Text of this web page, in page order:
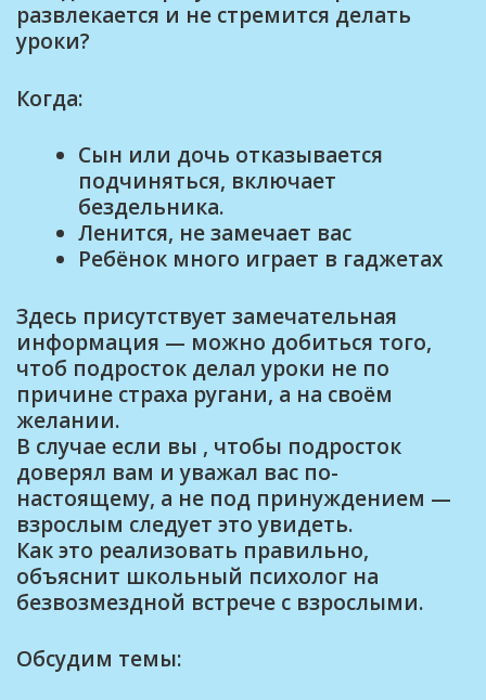
развлекается и не стремится делать
уроки?
Когда:
Сын или дочь отказывается
подчиняться, включает
бездельника.
Ленится, не замечает вас
Ребёнок много играет в гаджетах
Здесь присутствует замечательная
информация — можно добиться того,
чтоб подросток делал уроки не по
причине страха ругани, а на своём
желании.
В случае если вы , чтобы подросток
доверял вам и уважал вас по-
настоящему, а не под принуждением —
взрослым следует это увидеть.
Как это реализовать правильно,
объяснит школьный психолог на
безвозмездной встрече с взрослыми.
Обсудим темы: